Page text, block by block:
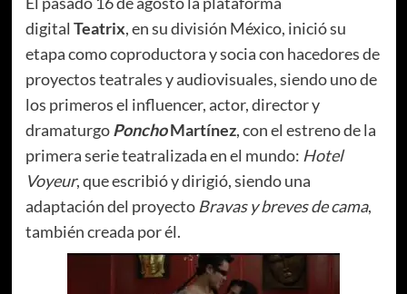
digital Teatrix, en su división México, inició su
etapa como coproductora y socia con hacedores de
proyectos teatrales y audiovisuales, siendo uno de
los primeros el influencer, actor, director y
dramaturgoPonchoMartínez, con el estreno de la
primera serie teatralizada en el mundo: Hotel
Voyeur, que escribió y dirigió, siendo una
adaptación del proyecto Bravas y breves de cama,
también creada por él.